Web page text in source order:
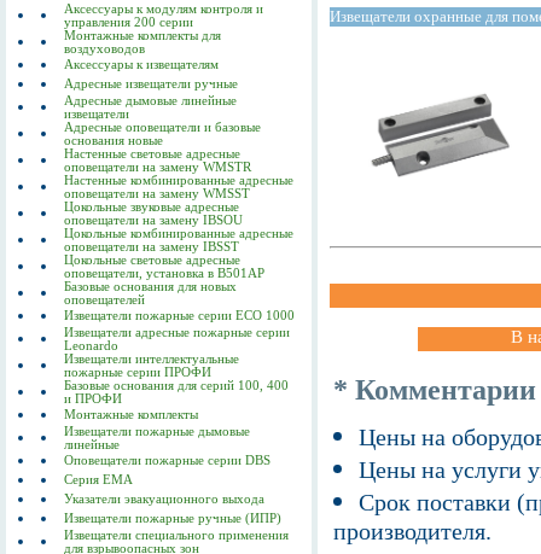
Аксессуары к модулям контроля и
управления 200 серии
Монтажные комплекты для
воздуховодов
Аксессуары к извещателям
Адресные извещатели ручные
Адресные дымовые линейные
извещатели
Адресные оповещатели и базовые
основания новые
Настенные световые адресные
оповещатели на замену WMSTR
Настенные комбинированные адресные
оповещатели на замену WMSST
Цокольные звуковые адресные
оповещатели на замену IBSOU
Цокольные комбинированные адресные
оповещатели на замену IBSST
Цокольные световые адресные
оповещатели, установка в B501AP
Базовые основания для новых
оповещателей
Извещатели пожарные серии ECO 1000
Извещатели адресные пожарные серии
Leonardo
Извещатели интеллектуальные
пожарные серии ПРОФИ
Базовые основания для серий 100, 400
и ПРОФИ
Монтажные комплекты
Извещатели пожарные дымовые
линейные
Оповещатели пожарные серии DBS
Серия EMA
Указатели эвакуационного выхода
Извещатели пожарные ручные (ИПР)
Извещатели специального применения
для взрывоопасных зон
Извещатели охранные для
В
* Комментарии
Цены на
Цены на услуги
Срок поставки
производителя.